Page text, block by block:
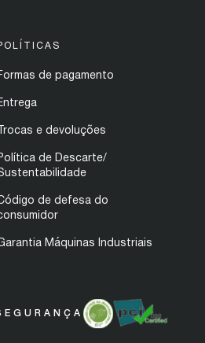
de pagamento
Trocas e devoluções
de Descarte/
de defesa do
Máquinas Industriais